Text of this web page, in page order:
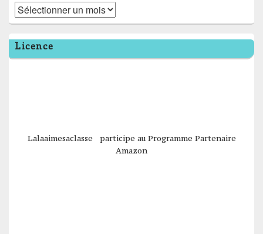
Archives
Licence
Lalaaimesaclasse participe au Programme Partenaire
Amazon